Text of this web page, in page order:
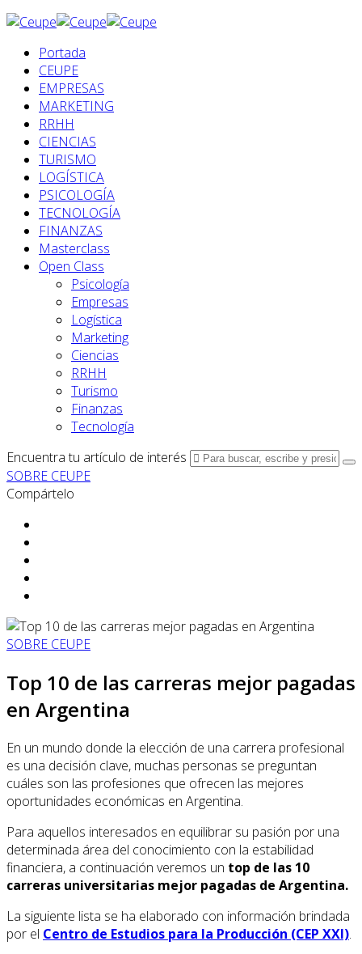
Portada
CEUPE
EMPRESAS
MARKETING
RRHH
CIENCIAS
TURISMO
LOGÍSTICA
PSICOLOGÍA
TECNOLOGÍA
FINANZAS
Masterclass
Open Class
Psicología
Empresas
Logística
Marketing
Ciencias
RRHH
Turismo
Finanzas
Tecnología
Encuentra tu artículo de interés
SOBRE CEUPE
Compártelo
SOBRE CEUPE
Top 10 de las carreras mejor pagadas
en Argentina
En un mundo donde la elección de una carrera profesional
es una decisión clave, muchas personas se preguntan
cuáles son las profesiones que ofrecen las mejores
oportunidades económicas en Argentina.
Para aquellos interesados en equilibrar su pasión por una
determinada área del conocimiento con la estabilidad
financiera, a continuación veremos un top de las 10
carreras universitarias mejor pagadas de Argentina.
La siguiente lista se ha elaborado con información brindada
por el Centro de Estudios para la Producción (CEP XXI).